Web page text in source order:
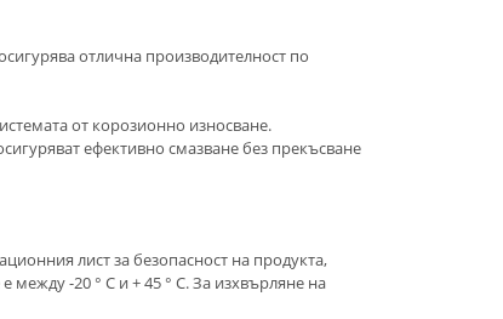
отлична производителност по
от корозионно износване.
ефективно смазване без прекъсване
лист за безопасност на продукта,
-20 ° C и + 45 ° C. За изхвърляне на